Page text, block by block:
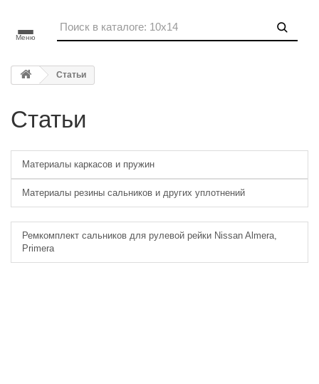
Меню
Статьи
Статьи
Материалы каркасов и пружин
Материалы резины сальников и других уплотнений
Ремкомплект сальников для рулевой рейки Nissan Almera,
Primera